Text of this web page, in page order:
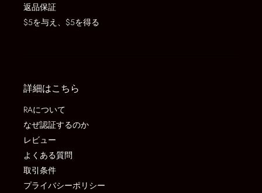
返品保証
$5を与え、$5を得る
詳細はこちら
RAについて
なぜ認証するのか
レビュー
よくある質問
取引条件
プライバシーポリシー